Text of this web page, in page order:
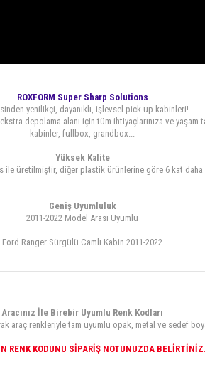
ROXFORM Super Sharp Solutions
yenilikçi, dayanıklı, işlevsel pick-up kabinleri!
depolama alanı için tüm ihtiyaçlarınıza ve
kabinler, fullbox, grandbox...
Yüksek Kalite
üretilmiştir, diğer plastik ürünlerine göre 6 kat daha
Geniş Uyumluluk
2011-2022 Model Arası Uyumlu
Ford Ranger Sürgülü Camlı Kabin 2011-2022
Aracınız İle Birebir Uyumlu Renk Kodları
araç renkleriyle tam uyumlu opak, metal ve sedef
RENK KODUNU SİPARİŞ NOTUNUZDA BELİRTİNİZ.